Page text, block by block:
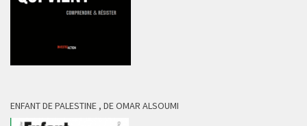
ENFANT DE PALESTINE , DE OMAR ALSOUMI